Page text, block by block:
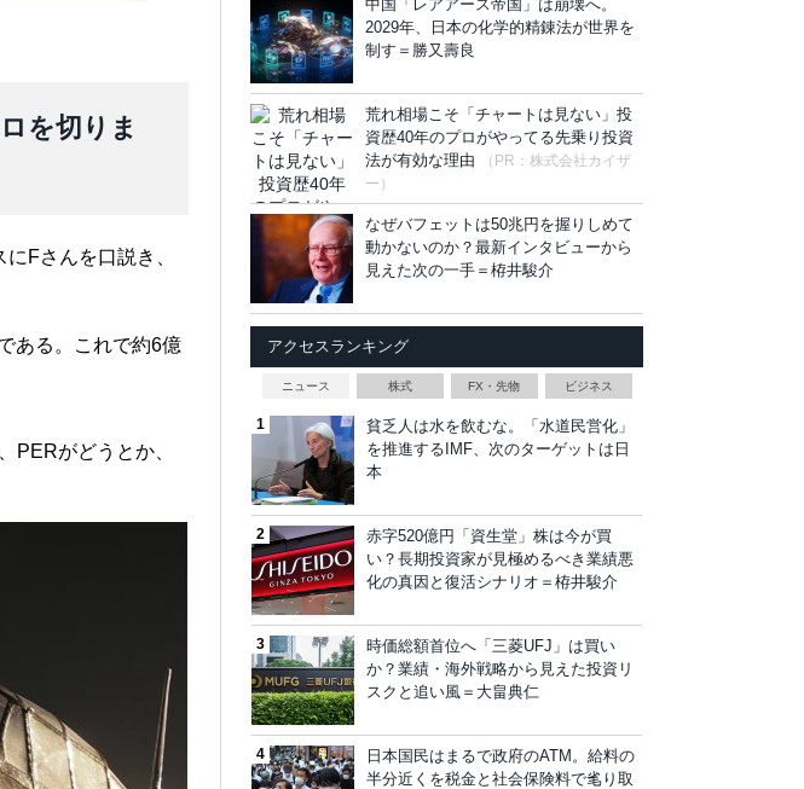
を切りま
Fさんを口説き、
ある。これで約6億
PERがどうとか、
中国「レアアース帝国」は崩壊へ。
2029年、日本の化学的精錬法が世界を
制す＝勝又壽良
荒れ相場こそ「チャートは見ない」投
資歴40年のプロがやってる先乗り投資
法が有効な理由
（PR：株式会社カイザ
ー）
なぜバフェットは50兆円を握りしめて
動かないのか？最新インタビューから
見えた次の一手＝栫井駿介
アクセスランキング
ニュース 株式 FX・先物 ビジネス
貧乏人は水を飲むな。「水道民営化」
を推進するIMF、次のターゲットは日
本
赤字520億円「資生堂」株は今が買
い？長期投資家が見極めるべき業績悪
化の真因と復活シナリオ＝栫井駿介
時価総額首位へ「三菱UFJ」は買い
か？業績・海外戦略から見えた投資リ
スクと追い風＝大畠典仁
日本国民はまるで政府のATM。給料の
半分近くを税金と社会保険料で毟り取